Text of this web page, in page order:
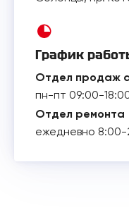
График
Отдел продаж
пн-пт 09:00-
Отдел ремонта
ежедневно